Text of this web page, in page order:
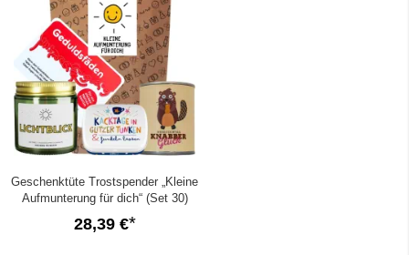
Geschenktüte Trostspender „Kleine
Aufmunterung für dich“ (Set 30)
28,39 €